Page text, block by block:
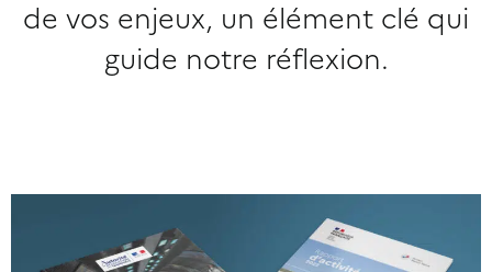
de vos enjeux, un élément clé qui
guide notre réflexion.